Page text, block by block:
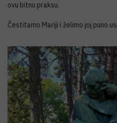
ovu bitnu praksu.
Čestitamo Mariji i želimo joj puno